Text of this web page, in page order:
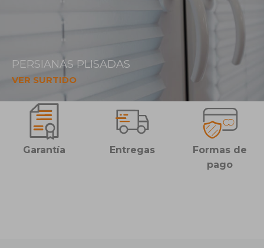
PERSIANAS PLISADAS
VER SURTIDO
Garantía Entregas
Formas de
pago